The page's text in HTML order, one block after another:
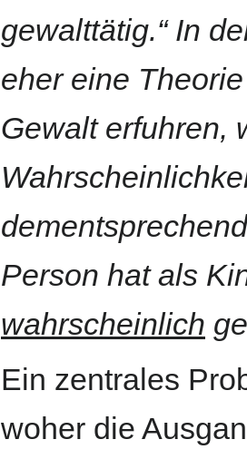
gewalttätig.“ In
eher eine
Gewalt erfuhren,
Person hat als
wahrscheinlich
Ein zentrales
woher die